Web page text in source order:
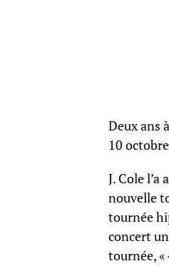
Deux ans
10
J. Cole
nouvelle
tournée
concert
tournée, «